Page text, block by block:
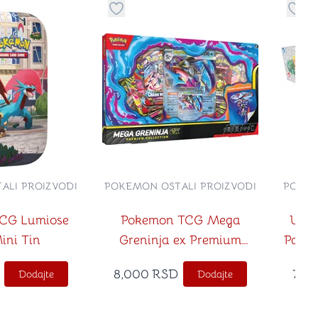
stvari u kategoriju omiljeno
Lumiose
Tin
PROIZVODI
Dodajte
Dugme za dodavanje stvari u
Pokemon TCG Mega
Greninja ex Premium
Collection
POKEMON OSTALI PROIZVODI
8,000 RSD Dodajte